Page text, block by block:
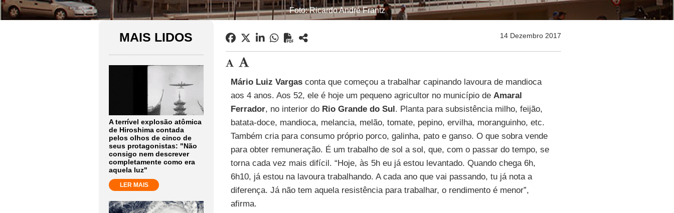
Foto: Ricardo André Frantz
MAIS LIDOS
A terrível explosão atômica
de Hiroshima contada
pelos olhos de cinco de
seus protagonistas: "Não
consigo nem descrever
completamente como era
aquela luz"
LER MAIS
14 Dezembro 2017
Mário Luiz Vargasconta que começou a trabalhar capinando lavoura de mandioca
aos 4 anos. Aos 52, ele é hoje um pequeno agricultor no município de Amaral
Ferrador, no interior doRio Grande do Sul. Planta para subsistência milho, feijão,
batata-doce, mandioca, melancia, melão, tomate, pepino, ervilha, moranguinho, etc.
Também cria para consumo próprio porco, galinha, pato e ganso. O que sobra vende
para obter remuneração. É um trabalho de sol a sol, que, com o passar do tempo, se
torna cada vez mais difícil. “Hoje, às 5h eu já estou levantado. Quando chega 6h,
6h10, já estou na lavoura trabalhando. A cada ano que vai passando, tu já nota a
diferença. Já não tem aquela resistência para trabalhar, o rendimento é menor”,
afirma.